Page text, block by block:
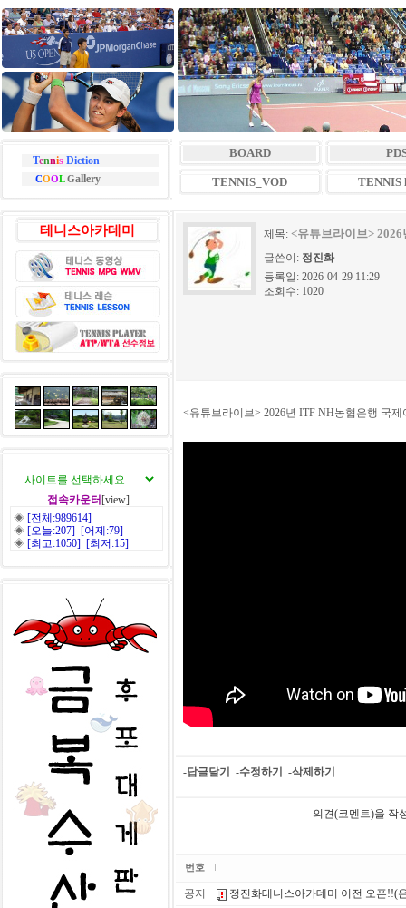
TennisDiction
COOLGallery
BOARD
TENNIS_VOD TENNIS
테니스아카데미
접속카운터 [view]
◈ [전체:989614]
◈ [오늘:207] [어제:79]
◈ [최고:1050] [최저:15]
제목: <유튜브라이브>
글쓴이: 정진화
등록일: 2026-04-29 11:29
조회수: 1020
<유튜브라이브> 2026년 ITF NH농협은행 국
-답글달기 -수정하기 -삭제하기
의견(코멘트)을 작
번호
공지
정진화테니스아카데미 이전 오픈!!(